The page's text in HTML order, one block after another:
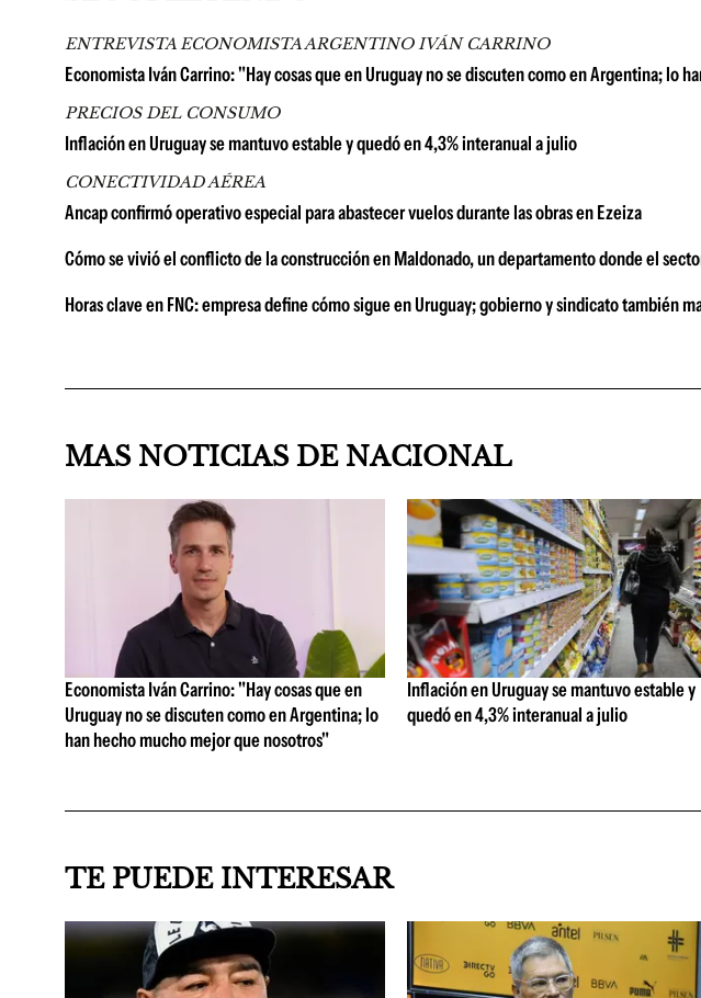
ENTREVISTA ECONOMISTA ARGENTINO IVÁN CARRINO
Economista Iván Carrino: "Hay cosas que en Uruguay no se discuten como en Argentina; lo
PRECIOS DEL CONSUMO
Inflación en Uruguay se mantuvo estable y quedó en 4,3% interanual a julio
CONECTIVIDAD AÉREA
Ancap confirmó operativo especial para abastecer vuelos durante las obras en Ezeiza
Cómo se vivió el conflicto de la construcción en Maldonado, un departamento donde el
Horas clave en FNC: empresa define cómo sigue en Uruguay; gobierno y sindicato también
MAS NOTICIAS DE NACIONAL
Economista Iván Carrino: "Hay cosas que en
Uruguay no se discuten como en Argentina; lo
han hecho mucho mejor que nosotros"
Inflación en Uruguay se mantuvo estable y
quedó en 4,3% interanual a julio
TE PUEDE INTERESAR